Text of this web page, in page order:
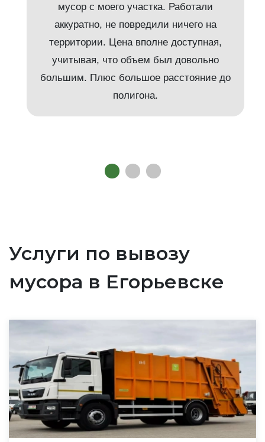
мусор с моего участка. Работали
аккуратно, не повредили ничего на
территории. Цена вполне доступная,
учитывая, что объем был довольно
большим. Плюс большое расстояние до
полигона.
Услуги по вывозу
мусора в Егорьевске